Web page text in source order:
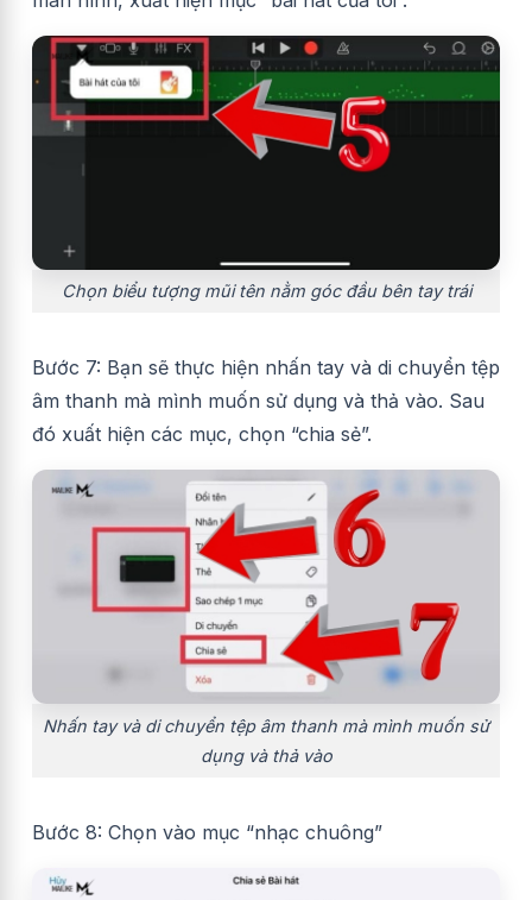
Chọn biểu tượng mũi tên nằm góc đầu bên tay trái
Bước 7: Bạn sẽ thực hiện nhấn tay và di chuyển tệp
âm thanh mà mình muốn sử dụng và thả vào. Sau
đó xuất hiện các mục, chọn “chia sẻ”.
Nhấn tay và di chuyển tệp âm thanh mà mình muốn sử
dụng và thả vào
Bước 8: Chọn vào mục “nhạc chuông”